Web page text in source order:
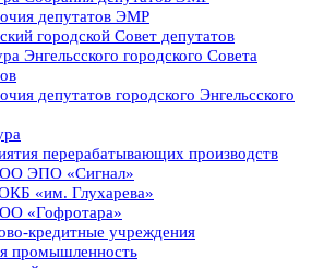
депутатов ЭМР
городской Совет депутатов
Энгельсского городского Совета
депутатов городского Энгельсского
перерабатывающих производств
ЭПО «Сигнал»
«им. Глухарева»
«Гофротара»
кредитные учреждения
промышленность